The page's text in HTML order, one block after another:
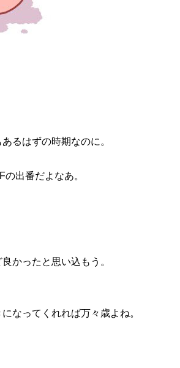
るはずの時期なのに。
出番だよなあ。
かったと思い込もう。
なってくれれば万々歳よね。